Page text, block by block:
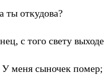
откудова?
с того свету
меня сыночек помер;